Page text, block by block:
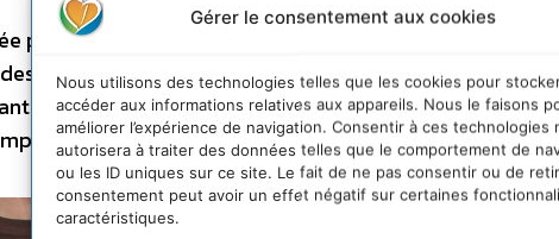
Gérer le consentement aux cookies
Nous utilisons des technologies telles que les cookies pour
accéder aux informations relatives aux appareils. Nous le faisons
améliorer l’expérience de navigation. Consentir à ces technologies
autorisera à traiter des données telles que le comportement de
ou les ID uniques sur ce site. Le fait de ne pas consentir ou de
consentement peut avoir un effet négatif sur certaines
caractéristiques.
par un partenariat né en janvier 2010 avec Dykkeren,
plongeuses, déjà engagée dans la protection des
le modèle « Requins Rescue », sur lequel 5€ sont
vendu, opération, toujours en cours, qui a déjà